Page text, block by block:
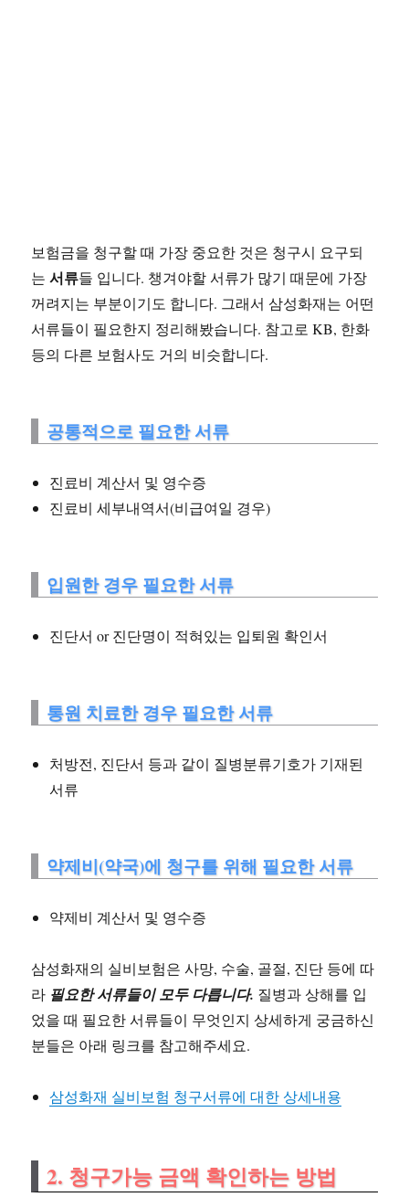
보험금을 청구할 때 가장 중요한 것은 청구시 요구되
는서류들 입니다. 챙겨야할 서류가 많기 때문에 가장
꺼려지는 부분이기도 합니다. 그래서 삼성화재는 어떤
서류들이 필요한지 정리해봤습니다. 참고로 KB, 한화
등의 다른 보험사도 거의 비슷합니다.
공통적으로 필요한 서류
진료비 계산서 및 영수증
진료비 세부내역서(비급여일 경우)
입원한 경우 필요한 서류
진단서 or 진단명이 적혀있는 입퇴원 확인서
통원 치료한 경우 필요한 서류
처방전, 진단서 등과 같이 질병분류기호가 기재된
서류
약제비(약국)에 청구를 위해 필요한 서류
약제비 계산서 및 영수증
삼성화재의 실비보험은 사망, 수술, 골절, 진단 등에 따
라 필요한 서류들이 모두 다릅니다. 질병과 상해를 입
었을 때 필요한 서류들이 무엇인지 상세하게 궁금하신
분들은 아래 링크를 참고해주세요.
삼성화재 실비보험 청구서류에 대한 상세내용
2. 청구가능 금액 확인하는 방법